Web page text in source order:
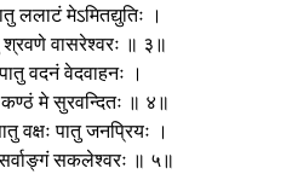
ललाटं मेऽमितद्युतिः ।
श्रवणे वासरेश्वरः ॥ ३॥
वदनं वेदवाहनः ।
कण्ठं मे सुरवन्दितः ॥ ४॥
वक्षः पातु जनप्रियः ।
सर्वाङ्गं सकलेश्वरः ॥ ५॥